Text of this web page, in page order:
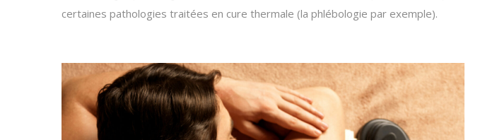
certaines pathologies traitées en cure thermale (la phlébologie par exemple).